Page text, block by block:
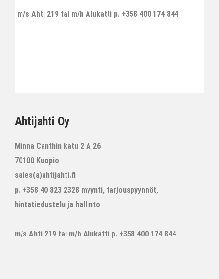
m/s Ahti 219 tai m/b Alukatti p. +358 400 174 844
Ahtijahti Oy
Minna Canthin katu 2 A 26
70100 Kuopio
sales(a)ahtijahti.fi
p. +358 40 823 2328 myynti, tarjouspyynnöt,
hintatiedustelu ja hallinto
m/s Ahti 219 tai m/b Alukatti p. +358 400 174 844